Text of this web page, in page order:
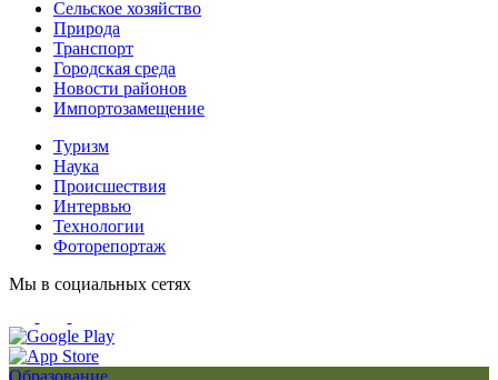
Сельское хозяйство
Природа
Транспорт
Городская среда
Новости районов
Импортозамещение
Туризм
Наука
Происшествия
Интервью
Технологии
Фоторепортаж
Мы в социальных сетях